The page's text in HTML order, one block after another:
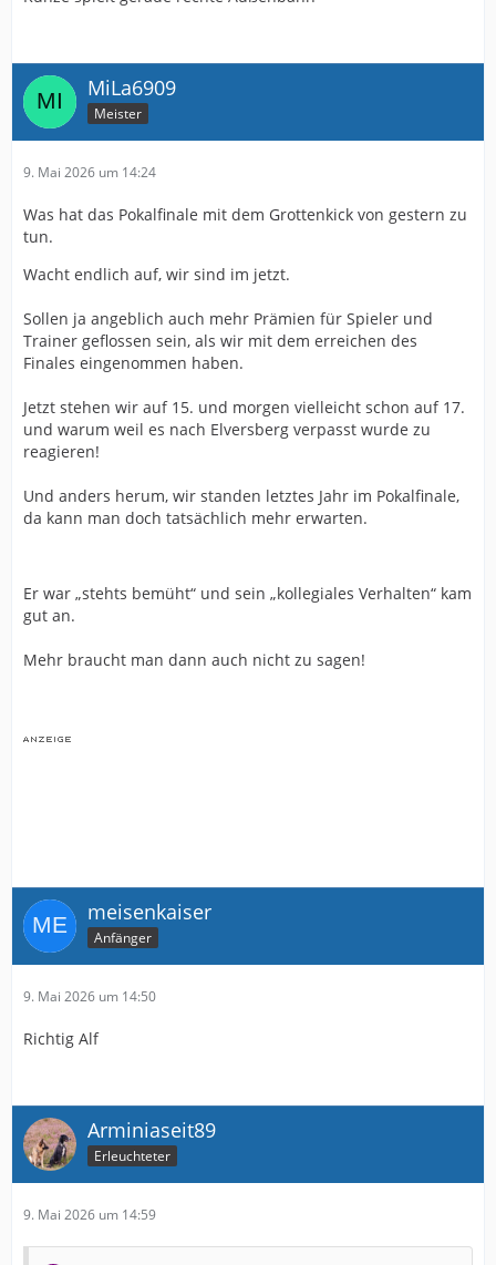
MiLa6909
Meister
9. Mai 2026 um 14:24
Was hat das Pokalfinale mit dem Grottenkick von gestern zu
tun.
Wacht endlich auf, wir sind im jetzt.
Sollen ja angeblich auch mehr Prämien für Spieler und
Trainer geflossen sein, als wir mit dem erreichen des
Finales eingenommen haben.
Jetzt stehen wir auf 15. und morgen vielleicht schon auf 17.
und warum weil es nach Elversberg verpasst wurde zu
reagieren!
Und anders herum, wir standen letztes Jahr im Pokalfinale,
da kann man doch tatsächlich mehr erwarten.
Er war „stehts bemüht“ und sein „kollegiales Verhalten“ kam
gut an.
Mehr braucht man dann auch nicht zu sagen!
meisenkaiser
Anfänger
9. Mai 2026 um 14:50
Richtig Alf
Arminiaseit89
Erleuchteter
9. Mai 2026 um 14:59